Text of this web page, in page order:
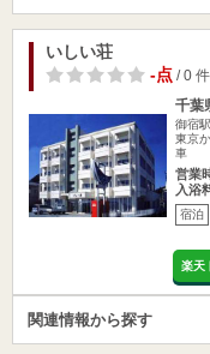
いしい荘
-点/ 0 件
千葉
御宿
東京
車
営業
入浴
宿泊
楽天
関連情報から探す